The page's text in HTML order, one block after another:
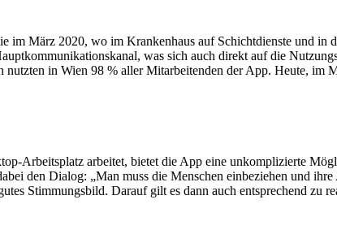
im März 2020, wo im Krankenhaus auf Schichtdienste und
was sich auch direkt auf die
in Wien 98 % aller Mitarbeitenden der App. Heute, im
Arbeitsplatz arbeitet, bietet die App eine unkomplizierte
den Dialog: „Man muss die Menschen einbeziehen und
Stimmungsbild. Darauf gilt es dann auch entsprechend zu